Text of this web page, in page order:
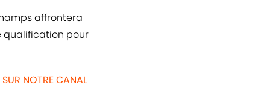
affrontera
qualification pour
SUR NOTRE CANAL